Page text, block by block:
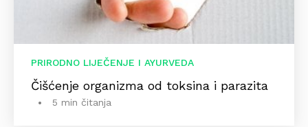
PRIRODNO LIJEČENJE I AYURVEDA
Čišćenje organizma od toksina i parazita
5 min čitanja